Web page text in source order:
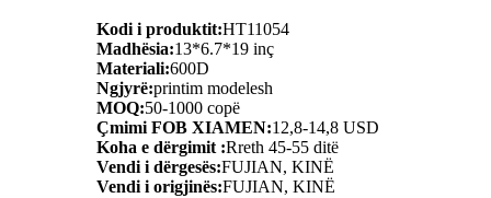
Kodi i produktit:HT11054
Madhësia:13*6.7*19 inç
Materiali:600D
Ngjyrë:printim modelesh
MOQ:50-1000 copë
Çmimi FOB XIAMEN:12,8-14,8 USD
Koha e dërgimit :Rreth 45-55 ditë
Vendi i dërgesës:FUJIAN, KINË
Vendi i origjinës:FUJIAN, KINË